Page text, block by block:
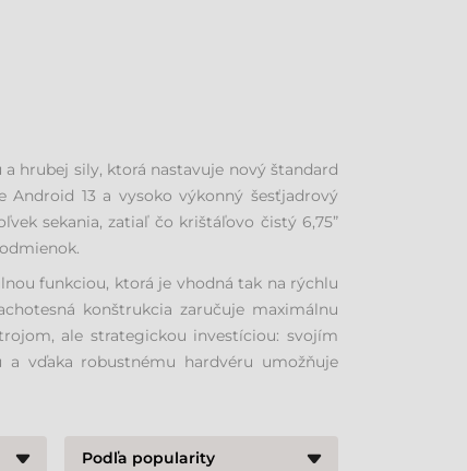
hrubej sily, ktorá nastavuje nový štandard
Android 13 a vysoko výkonný šesťjadrový
sekania, zatiaľ čo krištáľovo čistý 6,75”
funkciou, ktorá je vhodná tak na rýchlu
konštrukcia zaručuje maximálnu
ale strategickou investíciou: svojím
vďaka robustnému hardvéru umožňuje